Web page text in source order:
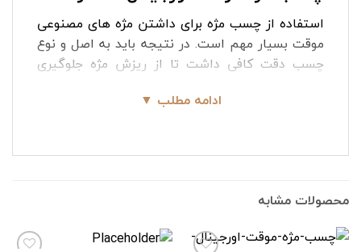
استفاده از چسب مژه برای داشتن مژه های مصنوعی
موقت بسیار مهم است. در نتیجه باید به اصل و نوع
چسب دقت کافی داشت تا از ریزش مژه جلوگیری
متفاوتی وجود دارد که بسته به سلیقه می توانید
دارد. به طوری که برای چند هفته نیاز به استفاده
مجدد از چسب نخواهید داشت.
ادامه مطلب ▼
محصولات مشابه